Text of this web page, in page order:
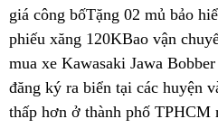
giá công bốbỏ
sỉ
Tặng 02 mủ bảo
phiếu xăng 120Kgiá
bán
buôn
Bao vận
mua xe Kawasaki Jawa
đăng ký ra biển biker
TPHCM
tại các huyện
thấp hơn ở thành phố Jawa
TPHCM